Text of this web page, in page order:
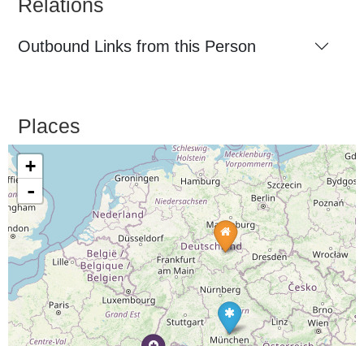
Relations
Outbound Links from this Person
Places
+
-